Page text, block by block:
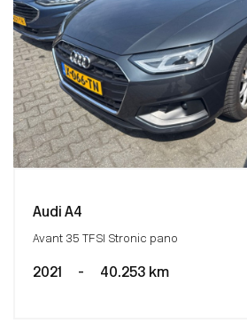
Audi A4
Avant 35 TFSI Stronic pano
2021 - 40.253 km